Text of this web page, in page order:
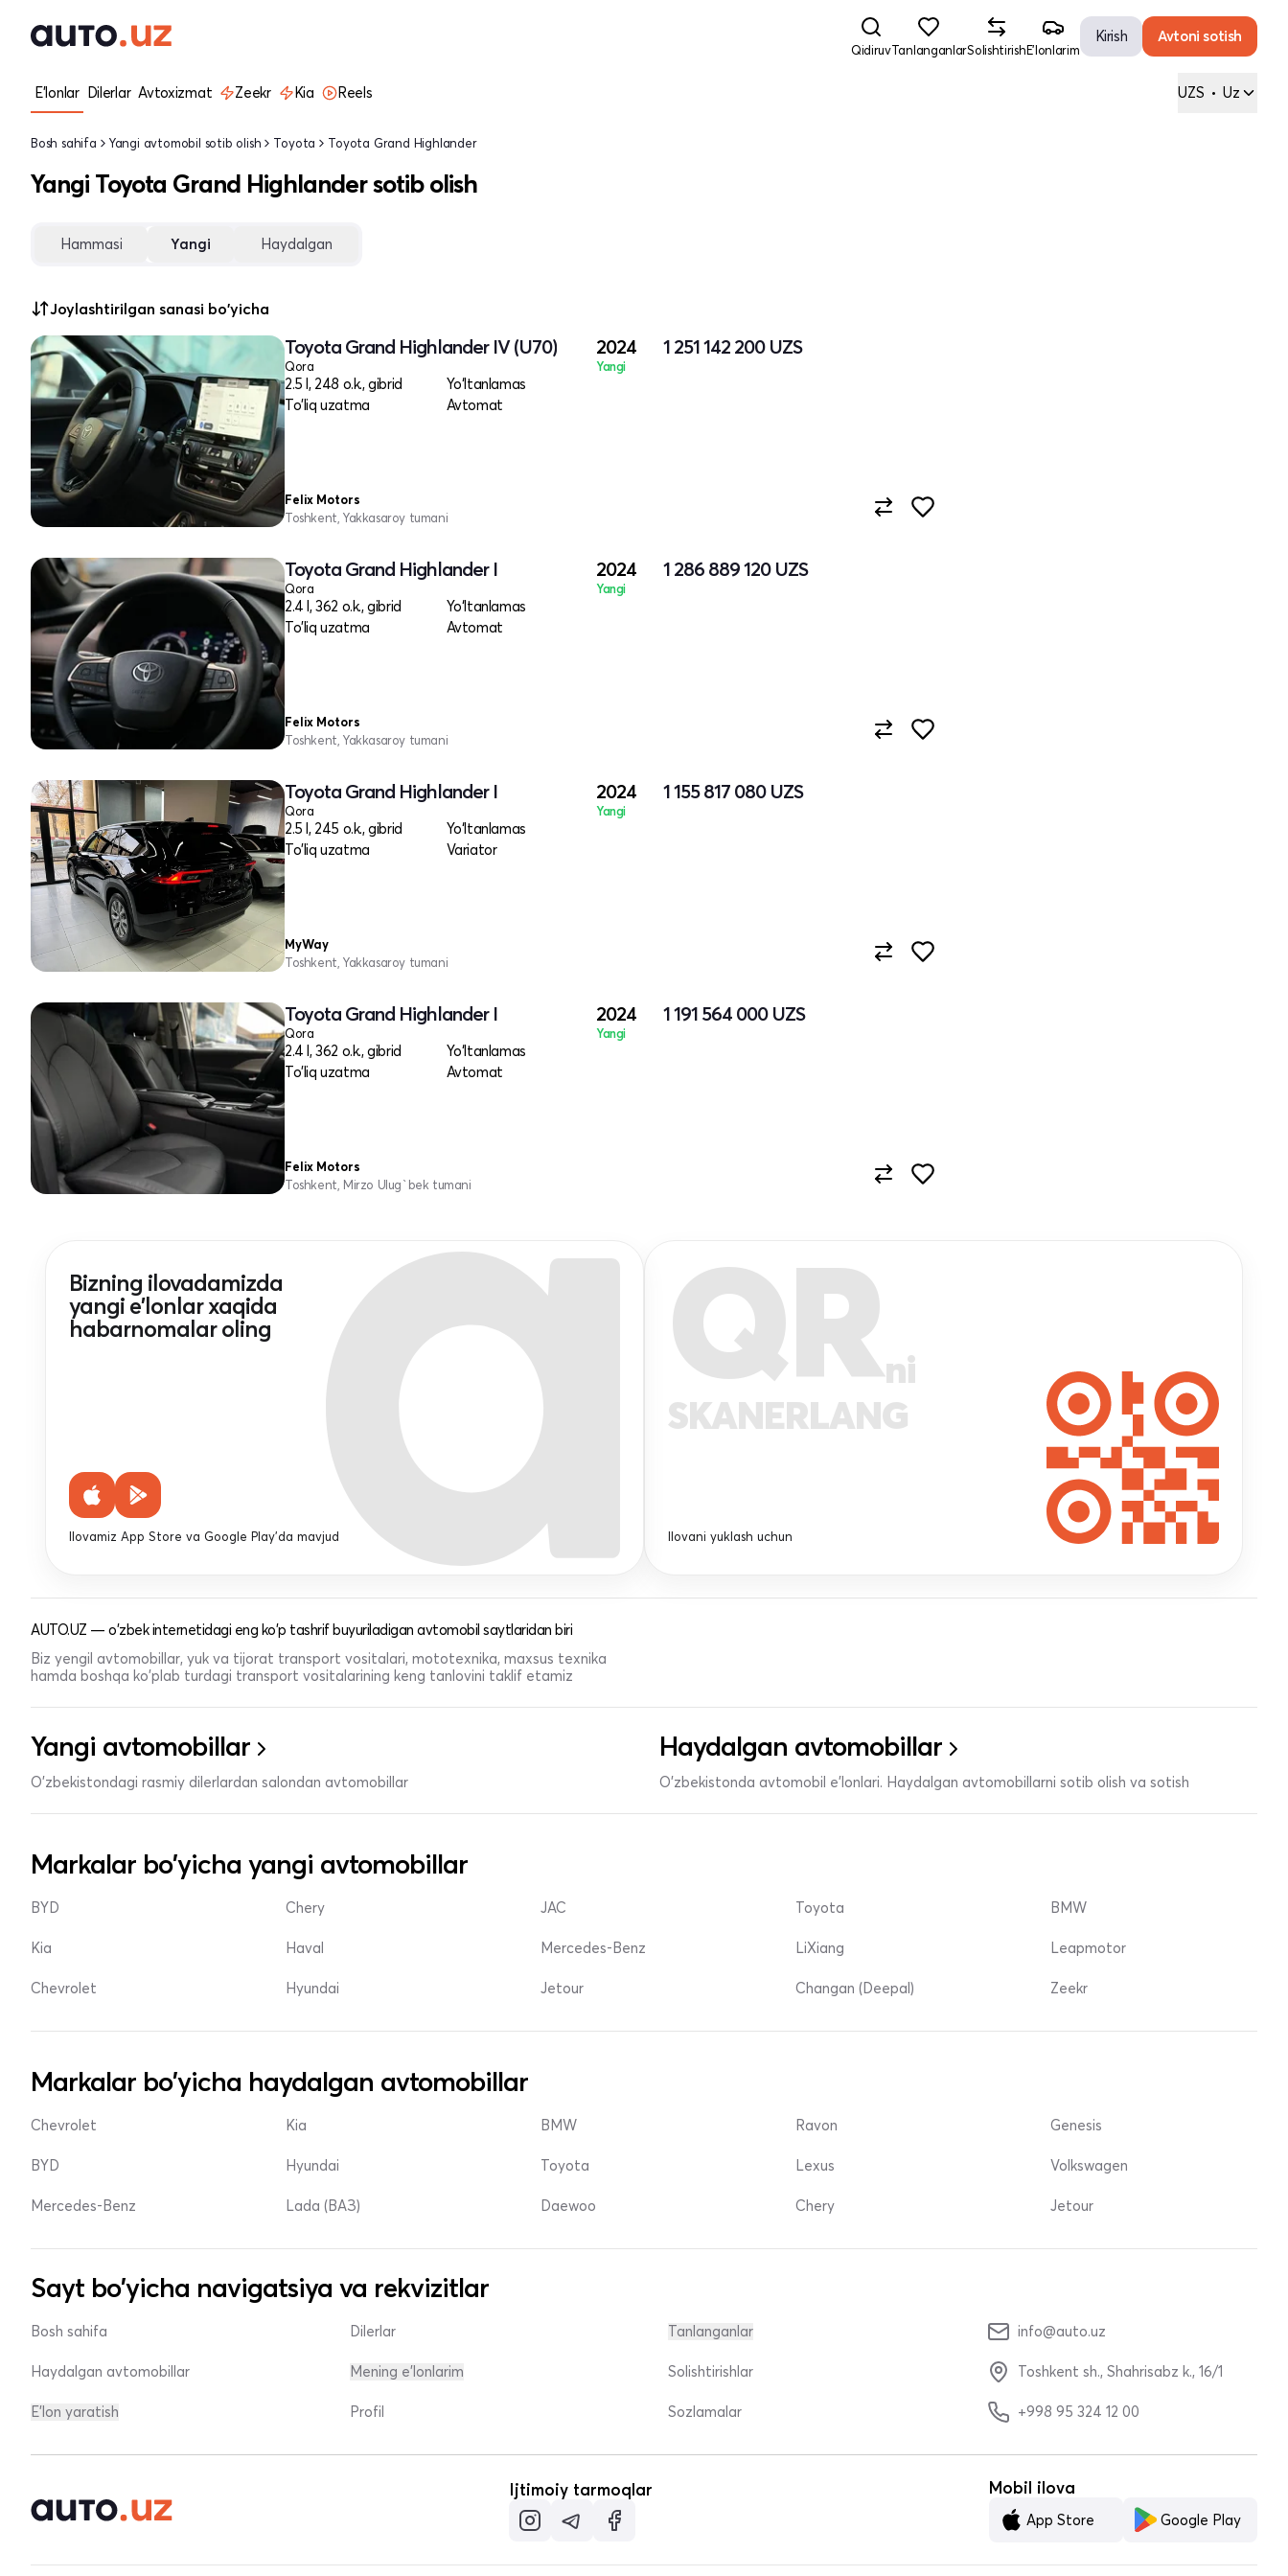
QidiruvTanlanganlarSolishtirishE'lonlarim
Kirish Avtoni sotish
E'lonlar Dilerlar Avtoxizmat Zeekr Kia Reels UZS • Uz
Bosh sahifa Yangi avtomobil sotib olish Toyota Toyota Grand Highlander
Yangi Toyota Grand Highlander sotib olish
Hammasi Yangi Haydalgan
Joylashtirilgan sanasi bo'yicha
Toyota Grand Highlander IV (U70)
Qora
2.5 l, 248 o.k., gibrid
Yo‘ltanlamas
To'liq uzatma
Avtomat
2024
Yangi
1 251 142 200 UZS
Felix Motors
Toshkent, Yakkasaroy tumani
Toyota Grand Highlander I
Qora
2.4 l, 362 o.k., gibrid
Yo‘ltanlamas
To'liq uzatma
Avtomat
2024
Yangi
1 286 889 120 UZS
Felix Motors
Toshkent, Yakkasaroy tumani
Toyota Grand Highlander I
Qora
2.5 l, 245 o.k., gibrid
Yo‘ltanlamas
To'liq uzatma
Variator
2024
Yangi
1 155 817 080 UZS
MyWay
Toshkent, Yakkasaroy tumani
Toyota Grand Highlander I
Qora
2.4 l, 362 o.k., gibrid
Yo‘ltanlamas
To'liq uzatma
Avtomat
2024
Yangi
1 191 564 000 UZS
Felix Motors
Toshkent, Mirzo Ulug`bek tumani
Bizning ilovadamizda
yangi e'lonlar xaqida
habarnomalar oling
Ilovamiz App Store va Google Play'da mavjud
QRni
SKANERLANG
Ilovani yuklash uchun
AUTO.UZ — o'zbek internetidagi eng ko'p tashrif buyuriladigan avtomobil saytlaridan biri
Biz yengil avtomobillar, yuk va tijorat transport vositalari, mototexnika, maxsus texnika
hamda boshqa ko'plab turdagi transport vositalarining keng tanlovini taklif etamiz
Yangi avtomobillar
O'zbekistondagi rasmiy dilerlardan salondan avtomobillar
Haydalgan avtomobillar
O'zbekistonda avtomobil e’lonlari. Haydalgan avtomobillarni sotib olish va sotish
Markalar bo'yicha yangi avtomobillar
BYD
Kia
Chevrolet
Chery
Haval
Hyundai
JAC
Mercedes-Benz
Jetour
Toyota
LiXiang
Changan (Deepal)
BMW
Leapmotor
Zeekr
Markalar bo'yicha haydalgan avtomobillar
Chevrolet
BYD
Mercedes-Benz
Kia
Hyundai
Lada (ВАЗ)
BMW
Toyota
Daewoo
Ravon
Lexus
Chery
Genesis
Volkswagen
Jetour
Sayt bo'yicha navigatsiya va rekvizitlar
Bosh sahifa
Haydalgan avtomobillar
E'lon yaratish
Dilerlar
Mening e'lonlarim
Profil
Tanlanganlar
Solishtirishlar
Sozlamalar
info@auto.uz
Toshkent sh., Shahrisabz k., 16/1
+998 95 324 12 00
Ijtimoiy tarmoqlar Mobil ilova
App Store Google Play